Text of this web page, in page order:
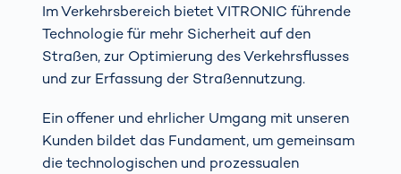
Im Verkehrsbereich bietet VITRONIC führende
Technologie für mehr Sicherheit auf den
Straßen, zur Optimierung des Verkehrsflusses
und zur Erfassung der Straßennutzung.
Ein offener und ehrlicher Umgang mit unseren
Kunden bildet das Fundament, um gemeinsam
die technologischen und prozessualen